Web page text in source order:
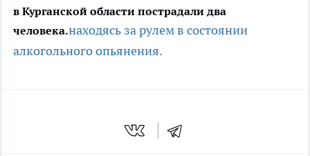
в Курганской области пострадали два
человека.находясь за рулемв состоянии
алкогольного опьянения.